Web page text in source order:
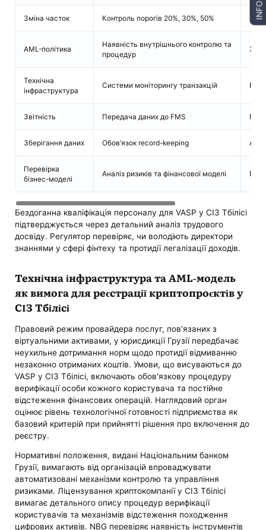
Зміна часток Контроль порогів 20%, 30%, 50%
AML-політика
Наявність внутрішнього контролю та
процедур
Технічна
інфраструктура
Системи моніторингу транзакцій
Звітність Передача даних до FMS
Зберігання даних Обов’язок record-keeping
Перевірка
бізнес-моделі
Аналіз ризиків та фінансової моделі
Бездоганна кваліфікація персоналу для VASP у СІЗ Тбілісі
підтверджується через детальний аналіз трудового
досвіду. Регулятор перевіряє, чи володіють директори
знаннями у сфері фінтеху та протидії легалізації доходів.
Технічна інфраструктура та AML-модель
як вимога для реєстрації криптопроєктів у
СІЗ Тбілісі
Правовий режим провайдера послуг, пов'язаних з
віртуальними активами, у юрисдикції Грузії передбачає
неухильне дотримання норм щодо протидії відмиванню
незаконно отриманих коштів. Умови, що висуваються до
VASP у СІЗ Тбілісі, включають обов'язкову процедуру
верифікації особи кожного користувача та постійне
відстеження фінансових операцій. Наглядовий орган
оцінює рівень технологічної готовності підприємства як
базовий критерій при прийнятті рішення про включення до
реєстру.
Нормативні положення, видані Національним банком
Грузії, вимагають від організацій впроваджувати
автоматизовані механізми контролю та управління
ризиками. Ліцензування криптокомпанії у СІЗ Тбілісі
вимагає детального опису процедур верифікації
користувачів та механізмів відстеження походження
цифрових активів. NBG перевіряє наявність інструментів
INFO